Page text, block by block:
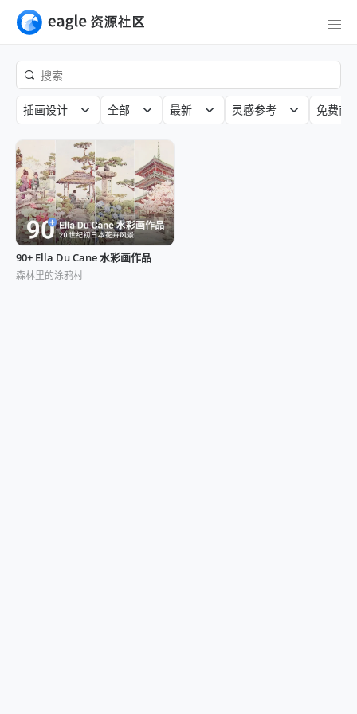
插画设计 全部 最新 灵感参考 免费商
90+ Ella Du Cane 水彩画作品
森林里的涂鸦村